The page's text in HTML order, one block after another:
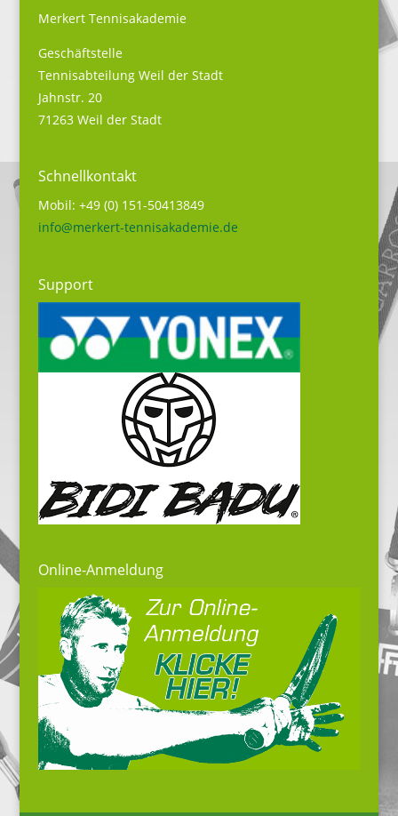
Merkert Tennisakademie
Geschäftstelle
Tennisabteilung Weil der Stadt
Jahnstr. 20
71263 Weil der Stadt
Schnellkontakt
Mobil: +49 (0) 151-50413849
info@merkert-tennisakademie.de
Support
Online-Anmeldung